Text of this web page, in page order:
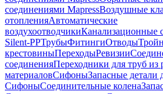
соединениями MapressВоздушные
отопленияАвтоматические
воздухоотводчикиКанализационные
Silent-PPТрубыФитингиОтводы
крестовиныПереходыРевизии
соединенияПереходники для труб из
материаловСифоныЗапасные детали
СифоныСоединительные колена